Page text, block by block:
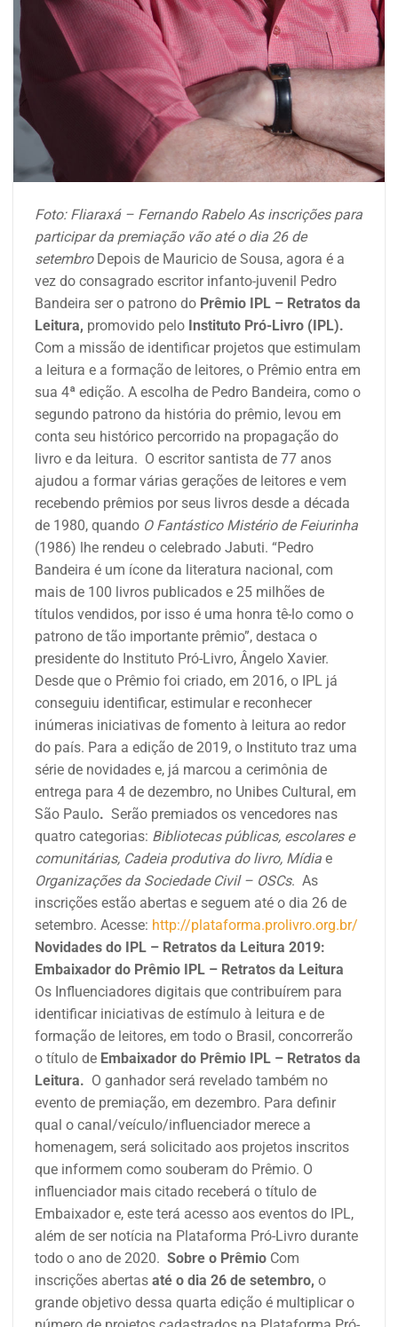
Foto: Fliaraxá – Fernando Rabelo As inscrições para
participar da premiação vão até o dia 26 de
setembro Depois de Mauricio de Sousa, agora é a
vez do consagrado escritor infanto-juvenil Pedro
Bandeira ser o patrono do Prêmio IPL – Retratos da
Leitura, promovido pelo Instituto Pró-Livro (IPL).
Com a missão de identificar projetos que estimulam
a leitura e a formação de leitores, o Prêmio entra em
sua 4ª edição. A escolha de Pedro Bandeira, como o
segundo patrono da história do prêmio, levou em
conta seu histórico percorrido na propagação do
livro e da leitura. O escritor santista de 77 anos
ajudou a formar várias gerações de leitores e vem
recebendo prêmios por seus livros desde a década
de 1980, quando O Fantástico Mistério de Feiurinha
(1986) lhe rendeu o celebrado Jabuti. “Pedro
Bandeira é um ícone da literatura nacional, com
mais de 100 livros publicados e 25 milhões de
títulos vendidos, por isso é uma honra tê-lo como o
patrono de tão importante prêmio”, destaca o
presidente do Instituto Pró-Livro, Ângelo Xavier.
Desde que o Prêmio foi criado, em 2016, o IPL já
conseguiu identificar, estimular e reconhecer
inúmeras iniciativas de fomento à leitura ao redor
do país. Para a edição de 2019, o Instituto traz uma
série de novidades e, já marcou a cerimônia de
entrega para 4 de dezembro, no Unibes Cultural, em
São Paulo. Serão premiados os vencedores nas
quatro categorias: Bibliotecas públicas, escolares e
comunitárias, Cadeia produtiva do livro, Mídia e
Organizações da Sociedade Civil – OSCs. As
inscrições estão abertas e seguem até o dia 26 de
setembro. Acesse: http://plataforma.prolivro.org.br/
Novidades do IPL – Retratos da Leitura 2019:
Embaixador do Prêmio IPL – Retratos da Leitura
Os Influenciadores digitais que contribuírem para
identificar iniciativas de estímulo à leitura e de
formação de leitores, em todo o Brasil, concorrerão
o título de Embaixador do Prêmio IPL – Retratos da
Leitura. O ganhador será revelado também no
evento de premiação, em dezembro. Para definir
qual o canal/veículo/influenciador merece a
homenagem, será solicitado aos projetos inscritos
que informem como souberam do Prêmio. O
influenciador mais citado receberá o título de
Embaixador e, este terá acesso aos eventos do IPL,
além de ser notícia na Plataforma Pró-Livro durante
todo o ano de 2020. Sobre o Prêmio Com
inscrições abertas até o dia 26 de setembro, o
grande objetivo dessa quarta edição é multiplicar o